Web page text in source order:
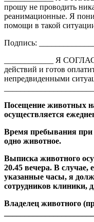
прошу не проводить
реанимационные. Я
помощи в такой
Подпись:
____________ Я
действий и готов
непредвиденными
Посещение животных
осуществляется
Время пребывания при
одно животное.
Выписка животного
20.45 вечера. В случае,
указанные часы, я
сотрудников клиники,
Владелец животного